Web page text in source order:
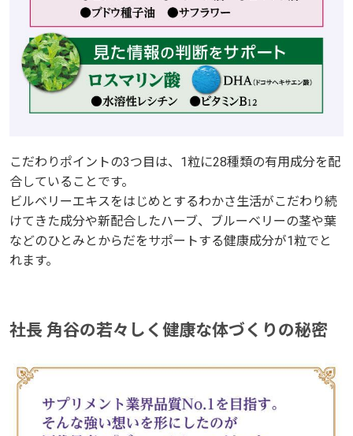
こだわりポイントの3つ目は、1粒に28種類の有用成分を配
合していることです。
ビルベリーエキスをはじめとするわかさ生活がこだわり続
けてきた成分や新配合したハーブ、ブルーベリーの茎や葉
などのひとみとからだをサポートする健康成分が1粒でと
れます。
社長 角谷の若々しく健康な体づくりの秘密